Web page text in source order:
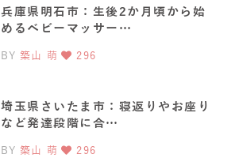
兵庫県明石市：生後2か月頃から始
めるベビーマッサー…
BY 築山 萌 296
埼玉県さいたま市：寝返りやお座り
など発達段階に合…
BY 築山 萌 296